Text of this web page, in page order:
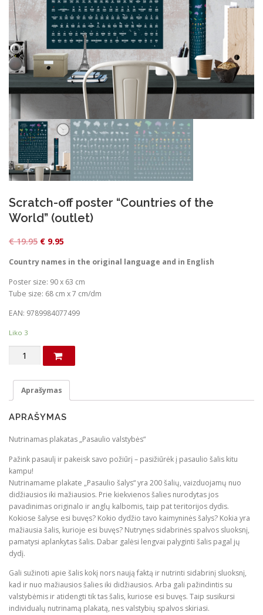
Scratch-off poster “Countries of the
World” (outlet)
€19.95 O
g
n
l
p
r
i
w
a
:
€
1
9
9
5
.
€ 9.95C
r
n
p
r
i
s
:
9
.
9
5
Country names in the original language and in English
Poster size: 90 x 63 cm
Tube size: 68 cm x 7 cm/dm
EAN: 9789984077499
Liko 3
produkto
poster
"Countries
of
World"
(outlet)
Aprašymas
APRAŠYMAS
Nutrinamas plakatas „Pasaulio valstybės“
Pažink pasaulį ir pakeisk savo požiūrį – pasižiūrėk į pasaulio šalis kitu
kampu!
Nutrinamame plakate „Pasaulio šalys“ yra 200 šalių, vaizduojamų nuo
didžiausios iki mažiausios. Prie kiekvienos šalies nurodytas jos
pavadinimas originalo ir anglų kalbomis, taip pat teritorijos dydis.
Kokiose šalyse esi buvęs? Kokio dydžio tavo kaimyninės šalys? Kokia yra
mažiausia šalis, kurioje esi buvęs? Nutrynęs sidabrinės spalvos sluoksnį,
pamatysi aplankytas šalis. Dabar galėsi lengvai palyginti šalis pagal jų
dydį.
Gali sužinoti apie šalis kokį nors naują faktą ir nutrinti sidabrinį sluoksnį,
kad ir nuo mažiausios šalies iki didžiausios. Arba gali pažindintis su
valstybėmis ir atidengti tik tas šalis, kuriose esi buvęs. Taip susikursi
individualų nutrinamą plakatą, nes valstybių spalvos skiriasi.